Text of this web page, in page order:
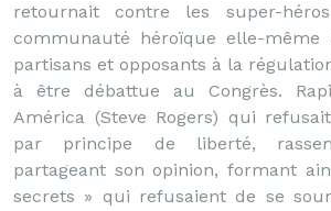
retournait contre les super-
communauté héroïque elle-même
partisans et opposants à la
à être débattue au Congrès.
América (Steve Rogers) qui
par principe de liberté,
partageant son opinion, formant
secrets » qui refusaient de se